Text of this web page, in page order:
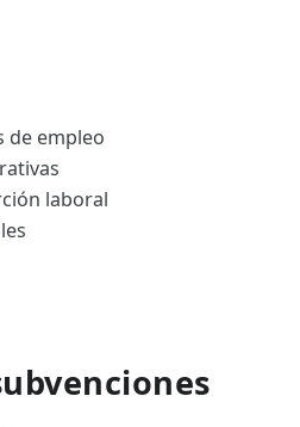
de empleo
laboral